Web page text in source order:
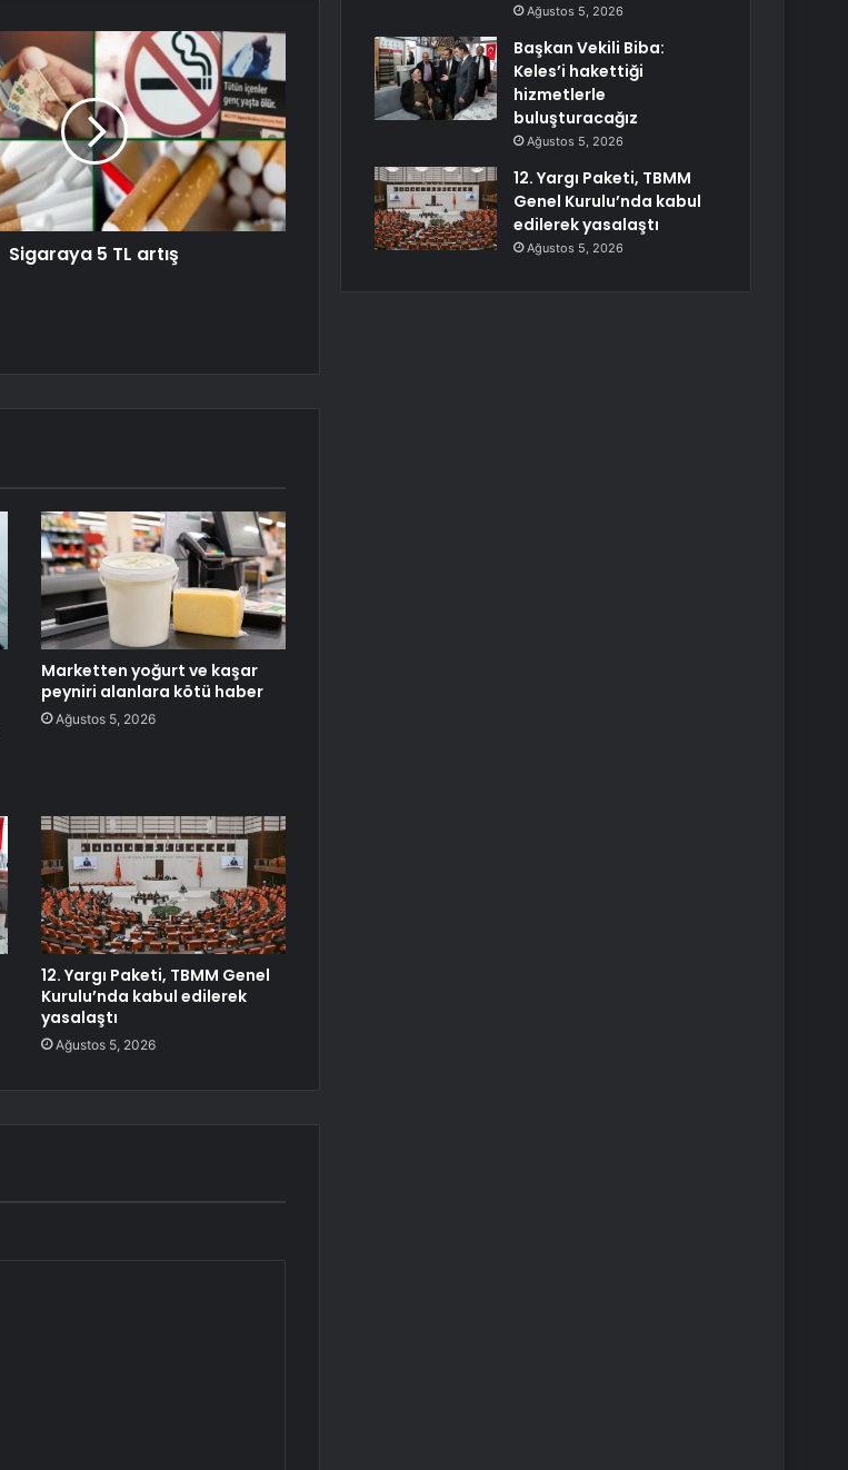
Sigaraya 5 TL artış
Marketten yoğurt ve kaşar
peyniri alanlara kötü haber
Ağustos 5, 2026
12. Yargı Paketi, TBMM Genel
Kurulu’nda kabul edilerek
yasalaştı
Ağustos 5, 2026
Ağustos 5, 2026
Başkan Vekili Biba:
Keles’i hakettiği
hizmetlerle
buluşturacağız
Ağustos 5, 2026
12. Yargı Paketi, TBMM
Genel Kurulu’nda kabul
edilerek yasalaştı
Ağustos 5, 2026